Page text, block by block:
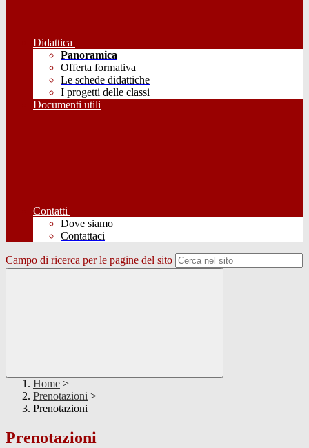
Didattica
Panoramica
Offerta formativa
Le schede didattiche
I progetti delle classi
Documenti utili
Contatti
Dove siamo
Contattaci
Campo di ricerca per le pagine del sito
Home >
Prenotazioni >
Prenotazioni
Prenotazioni